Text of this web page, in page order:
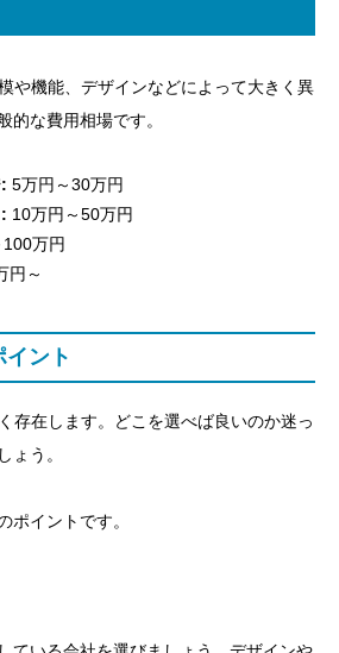
や機能、デザインなどによって大きく異
的な費用相場です。
5万円～30万円
10万円～50万円
万円
円～
ント
存在します。どこを選べば良いのか迷っ
ょう。
ポイントです。